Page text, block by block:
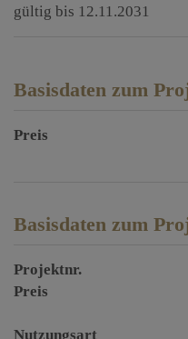
gültig bis 12.11.2031
Basisdaten zum
Preis
Basisdaten zum
Projektnr.
Preis
Nutzungsart